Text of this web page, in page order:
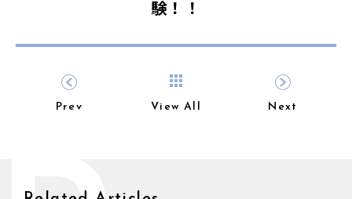
験！！
Prev View All Next